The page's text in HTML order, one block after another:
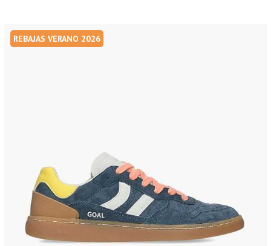
REBAJAS VERANO 2026